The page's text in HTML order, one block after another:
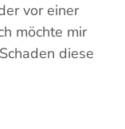
vor einer
möchte mir
diese